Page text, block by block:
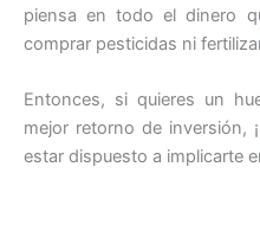
piensa en todo el dinero
comprar pesticidas ni
Entonces, si quieres un
mejor retorno de inversión,
estar dispuesto a implicarte